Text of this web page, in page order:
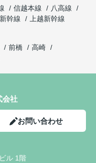
信越本線
八高線
幹線
上越新幹線
前橋
高崎
会社
お問い合わせ
ル 1階